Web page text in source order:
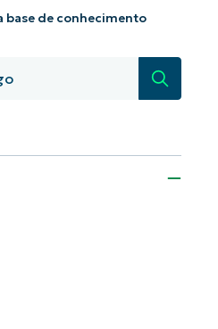
base de conhecimento
análises de KB